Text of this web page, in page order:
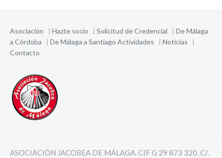
Asociación | Hazte socio | Solicitud de Credencial | De Málaga
a Córdoba | De Málaga a Santiago Actividades | Noticias |
Contacto
ASOCIACIÓN JACOBEA DE MÁLAGA. CIF G 29 873 320. C/.